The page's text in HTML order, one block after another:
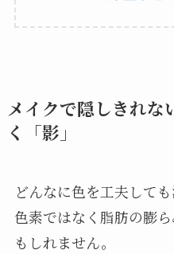
メイクで隠しきれな
く「影」
どんなに色を工夫して
色素ではなく脂肪の膨
もしれません。